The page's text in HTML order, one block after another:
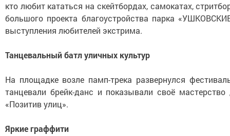
кто любит кататься на скейтбордах, самокатах,
большого проекта благоустройства парка
выступления любителей экстрима.
Танцевальный батл уличных культур
На площадке возле памп-трека развернулся
танцевали брейк-данс и показывали своё
«Позитив улиц».
Яркие граффити